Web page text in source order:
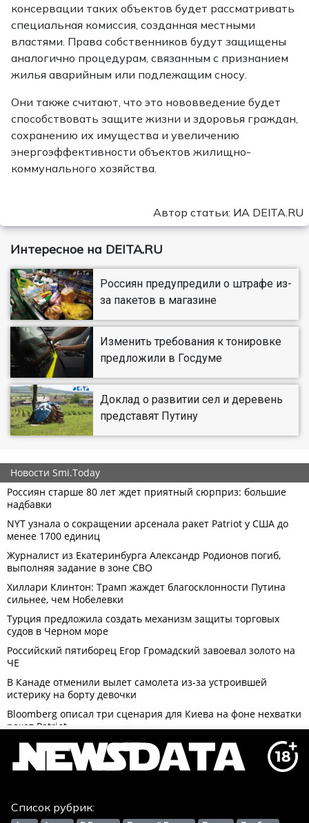
консервации таких объектов будет рассматривать
специальная комиссия, созданная местными
властями. Права собственников будут защищены
аналогично процедурам, связанным с признанием
жилья аварийным или подлежащим сносу.
Они также считают, что это нововведение будет
способствовать защите жизни и здоровья граждан,
сохранению их имущества и увеличению
энергоэффективности объектов жилищно-
коммунального хозяйства.
Автор статьи: ИА DEITA.RU
Интересное на DEITA.RU
Россиян предупредили о штрафе из-
за пакетов в магазине
Изменить требования к тонировке
предложили в Госдуме
Доклад о развитии сел и деревень
представят Путину
Список рубрик: